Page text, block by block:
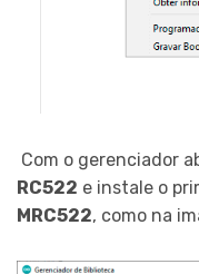
Com o gerenciador
RC522 e instale o
MRC522, como na